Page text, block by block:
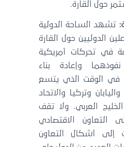
حول القارة.
تشهد الساحة الدولية
الدوليين حول القارة
في تحركات أمريكية
وإعادة بناء
في الوقت الذي يتسع
وتركيا والاتحاد
الخليج العربي. ولا تقف
التعاون الاقتصادي
إلى أشكال التعاون